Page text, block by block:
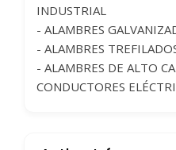
INDUSTRIAL
- ALAMBRES
- ALAMBRES
- ALAMBRES DE ALTO
CONDUCTORES